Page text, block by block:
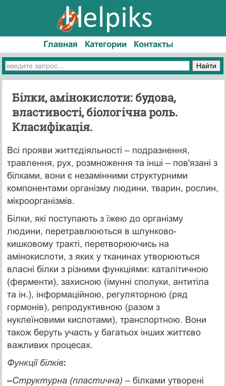
Главная Категории Контакты
Білки, амінокислоти: будова,
властивості, біологічна роль.
Класифікація.
Всі прояви життєдіяльності – подразнення,
травлення, рух, розмноження та інші – пов'язані з
білками, вони є незамінними структурними
компонентами організму людини, тварин, рослин,
мікроорганізмів.
Білки, які поступають з їжею до організму
людини, перетравлюються в шлунково-
кишковому тракті, перетворюючись на
амінокислоти, з яких у тканинах утворюються
власні білки з різними функціями: каталітичною
(ферменти), захисною (імунні сполуки, антитіла
та ін.), інформаційною, регуляторною (ряд
гормонів), репродуктивною (разом з
нуклеїновими кислотами), транспортною. Вони
також беруть участь у багатьох інших життєво
важливих процесах.
Функції білків:
–Структурна (пластична) – білками утворені